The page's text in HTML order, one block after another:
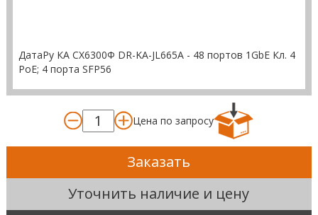
ДатаРу КА СХ6300Ф DR-KА-JL665A - 48 портов 1GbE Кл. 4
PoE; 4 порта SFP56
Цена по запросу
Заказать
Уточнить наличие и цену